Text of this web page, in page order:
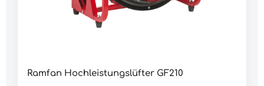
Ramfan Hochleistungslüfter GF210